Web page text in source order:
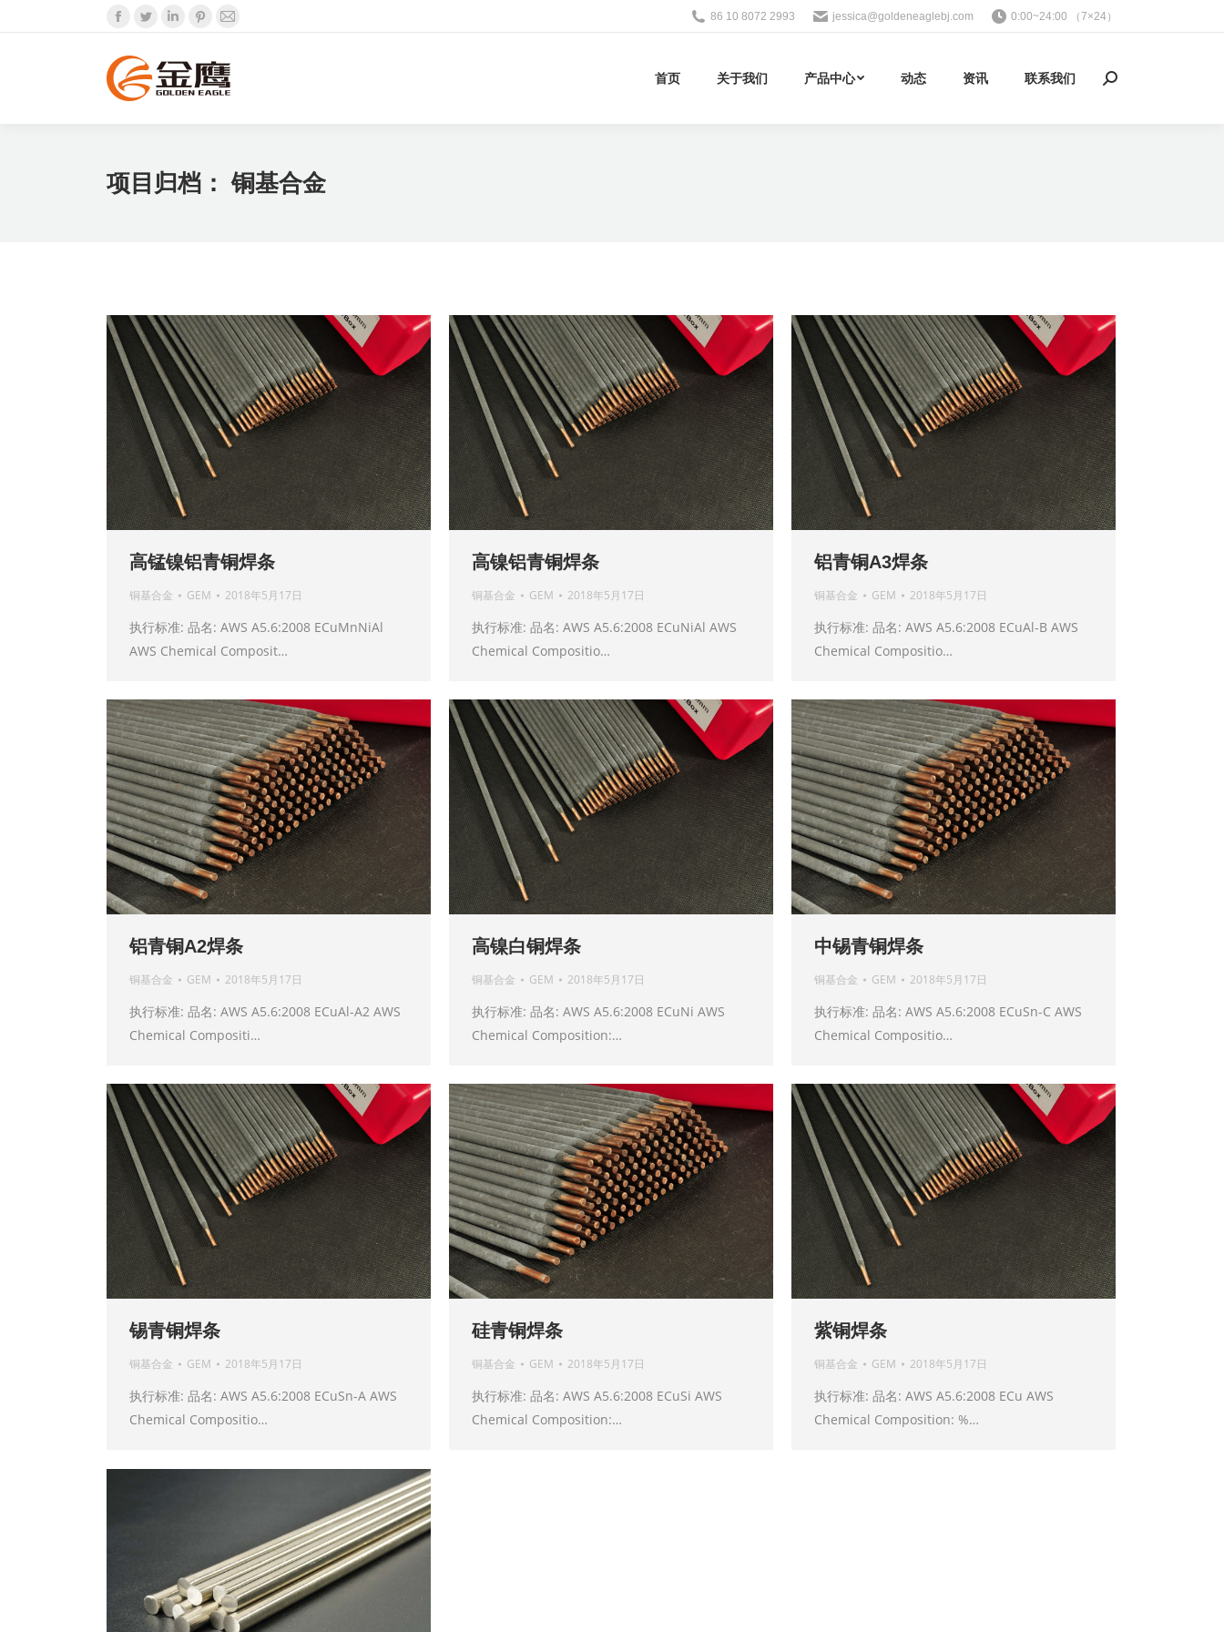
Facebook
TwitterLinkedinPinterest
Mail
86 10 8072 2993 jessica@goldeneaglebj.com 0:00~24:00 （7×24）
首页 关于我们 产品中心 动态 资讯 联系我们 Search:
项目归档：铜基合金
高锰镍铝青铜焊条
铜基合金 GEM 2018年5月17日
执行标准: 品名: AWS A5.6:2008 ECuMnNiAl
AWS Chemical Composit…
高镍铝青铜焊条
铜基合金 GEM 2018年5月17日
执行标准: 品名: AWS A5.6:2008 ECuNiAl AWS
Chemical Compositio…
铝青铜A3焊条
铜基合金 GEM 2018年5月17日
执行标准: 品名: AWS A5.6:2008 ECuAl-B AWS
Chemical Compositio…
铝青铜A2焊条
铜基合金 GEM 2018年5月17日
执行标准: 品名: AWS A5.6:2008 ECuAl-A2 AWS
Chemical Compositi…
高镍白铜焊条
铜基合金 GEM 2018年5月17日
执行标准: 品名: AWS A5.6:2008 ECuNi AWS
Chemical Composition:…
中锡青铜焊条
铜基合金 GEM 2018年5月17日
执行标准: 品名: AWS A5.6:2008 ECuSn-C AWS
Chemical Compositio…
锡青铜焊条
铜基合金 GEM 2018年5月17日
执行标准: 品名: AWS A5.6:2008 ECuSn-A AWS
Chemical Compositio…
硅青铜焊条
铜基合金 GEM 2018年5月17日
执行标准: 品名: AWS A5.6:2008 ECuSi AWS
Chemical Composition:…
紫铜焊条
铜基合金 GEM 2018年5月17日
执行标准: 品名: AWS A5.6:2008 ECu AWS
Chemical Composition: %…